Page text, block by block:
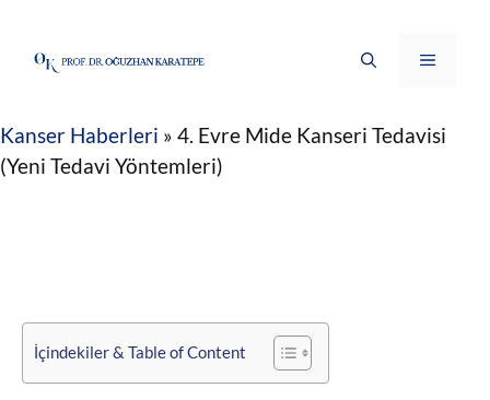
Menü
Kanser Haberleri » 4. Evre Mide Kanseri Tedavisi
(Yeni Tedavi Yöntemleri)
İçindekiler & Table of Content